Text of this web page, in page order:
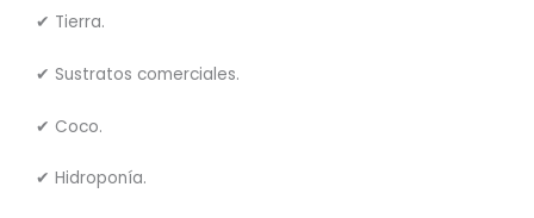
✔ Tierra.
✔ Sustratos comerciales.
✔ Coco.
✔ Hidroponía.